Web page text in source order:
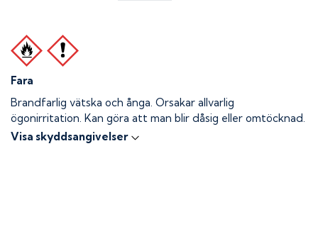
Fara
Brandfarlig vätska och ånga. Orsakar allvarlig
ögonirritation. Kan göra att man blir dåsig eller omtöcknad.
Visa skyddsangivelser